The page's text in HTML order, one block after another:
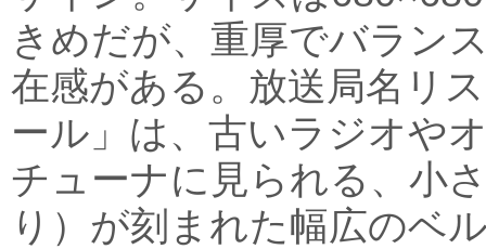
きめだが、重厚でバラン
在感がある。放送局名リ
ール」は、古いラジオや
チューナに見られる、小
り）が刻まれた幅広のベ